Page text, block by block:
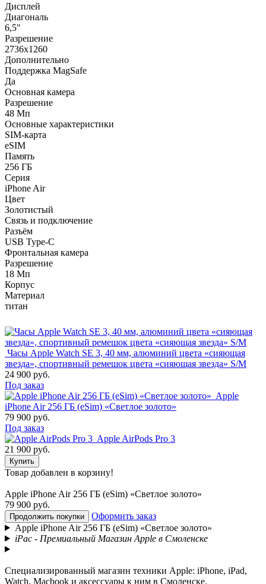
Дисплей
Диагональ
6,5"
Разрешение
2736x1260
Дополнительно
Поддержка MagSafe
Да
Основная камера
Разрешение
48 Мп
Основные характеристики
SIM-карта
eSIM
Память
256 ГБ
Серия
iPhone Air
Цвет
Золотистый
Связь и подключение
Разъём
USB Type-C
Фронтальная камера
Разрешение
18 Мп
Корпус
Материал
титан
Часы Apple Watch SE 3, 40 мм, алюминий цвета «сияющая
звезда», спортивный ремешок цвета «сияющая звезда» S/M
24 900 руб.
Под заказ
Apple
iPhone Air 256 ГБ (eSim) «Светлое золото»
79 900 руб.
Под заказ
Apple AirPods Pro 3
21 900 руб.
Купить
Товар добавлен в корзину!
Apple iPhone Air 256 ГБ (eSim) «Светлое золото»
79 900 руб.
Продолжить покупки
Оформить заказ
Apple iPhone Air 256 ГБ (eSim) «Светлое золото»
iPac - Премиальный Магазин Apple в Смоленске
Специализированный магазин техники Apple: iPhone, iPad,
Watch, Macbook и аксессуары к ним в Смоленске.